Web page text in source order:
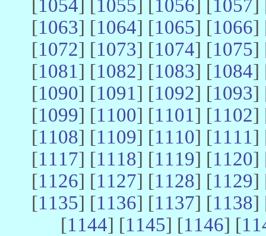
[1054] [1055] [1056] [1057]
[1063] [1064] [1065] [1066]
[1072] [1073] [1074] [1075]
[1081] [1082] [1083] [1084]
[1090] [1091] [1092] [1093]
[1099] [1100] [1101] [1102]
[1108] [1109] [1110] [1111]
[1117] [1118] [1119] [1120]
[1126] [1127] [1128] [1129]
[1135] [1136] [1137] [1138]
[1144] [1145] [1146] [